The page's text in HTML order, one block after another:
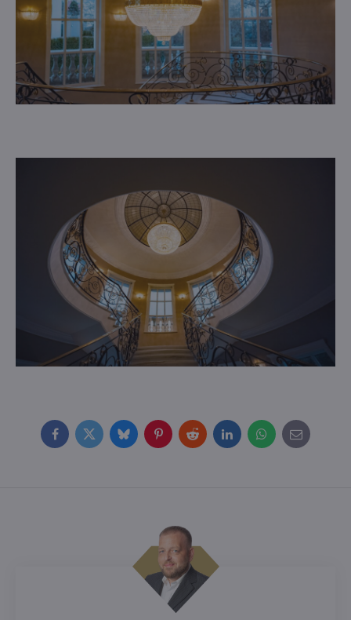
FacebookTwitterBlueskyPinterestRedditLinkedInWhatsApp
E-
mail